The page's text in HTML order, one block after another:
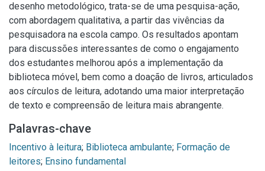
desenho metodológico, trata-se de uma pesquisa-ação,
com abordagem qualitativa, a partir das vivências da
pesquisadora na escola campo. Os resultados apontam
para discussões interessantes de como o engajamento
dos estudantes melhorou após a implementação da
biblioteca móvel, bem como a doação de livros, articulados
aos círculos de leitura, adotando uma maior interpretação
de texto e compreensão de leitura mais abrangente.
Palavras-chave
Incentivo à leitura; Biblioteca ambulante; Formação de
leitores; Ensino fundamental